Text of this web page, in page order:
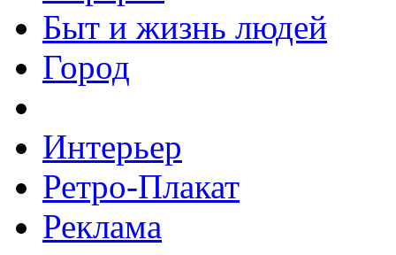
Быт и жизнь людей
Город
Интерьер
Ретро-Плакат
Реклама